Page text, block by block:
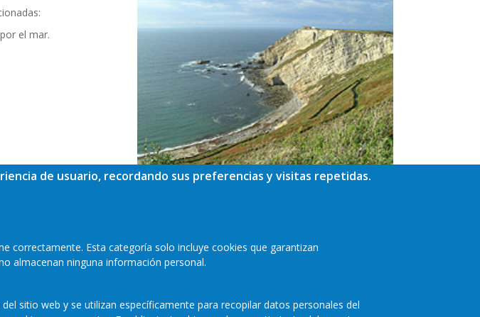
el mar.
de usuario, recordando sus preferencias y visitas repetidas.
correctamente. Esta categoría solo incluye cookies que garantizan
almacenan ninguna información personal.
sitio web y se utilizan específicamente para recopilar datos personales del